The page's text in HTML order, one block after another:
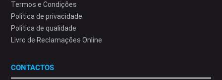
Termos e Condições
Politica de privacidade
Politica de qualidade
Livro de Reclamações Online
CONTACTOS